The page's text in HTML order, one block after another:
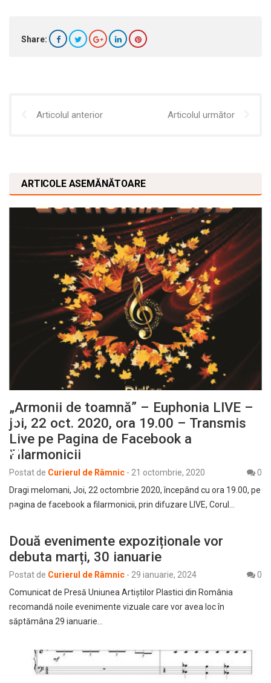
Share:
Articolul anterior Articolul următor
ARTICOLE ASEMĂNĂTOARE
„Armonii de toamnă” – Euphonia LIVE –
joi, 22 oct. 2020, ora 19.00 – Transmis
Live pe Pagina de Facebook a
Filarmonicii
Postat de Curierul de Râmnic - 21 octombrie, 2020
0
Dragi melomani, Joi, 22 octombrie 2020, începând cu ora 19.00, pe
pagina de facebook a filarmonicii, prin difuzare LIVE, Corul…
Două evenimente expoziționale vor
debuta marți, 30 ianuarie
Postat de Curierul de Râmnic - 29 ianuarie, 2024
0
Comunicat de Presă Uniunea Artiștilor Plastici din România
recomandă noile evenimente vizuale care vor avea loc în
săptămâna 29 ianuarie…